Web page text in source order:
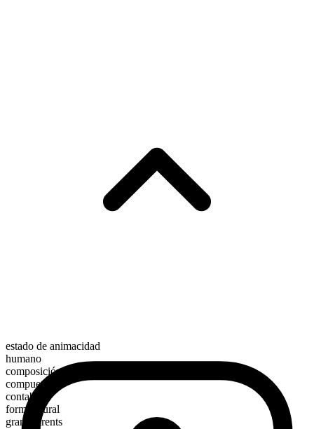
estado de animacidad
humano
composición morfológica
compuesto
contable
forma plural
grandparents